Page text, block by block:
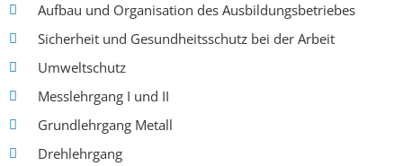
Aufbau und Organisation des Ausbildungsbetriebes
Sicherheit und Gesundheitsschutz bei der Arbeit
Umweltschutz
Messlehrgang I und II
Grundlehrgang Metall
Drehlehrgang